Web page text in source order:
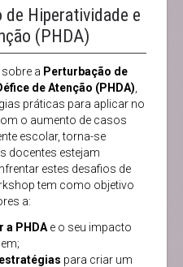
de Hiperatividade e
(PHDA)
a Perturbação de
de Atenção (PHDA)
práticas para aplicar no
o aumento de casos
escolar, torna-se
docentes estejam
estes desafios de
tem como objetivo
a:
a PHDA e o seu impacto
para criar um